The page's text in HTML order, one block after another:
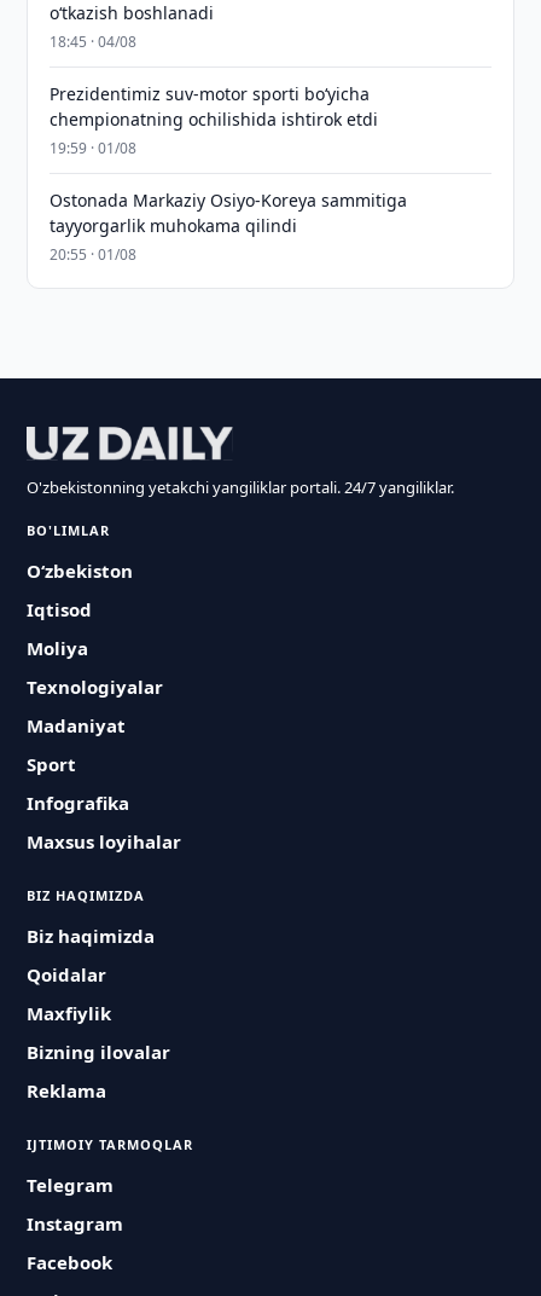
o‘tkazish boshlanadi
18:45 · 04/08
Prezidentimiz suv-motor sporti bo‘yicha
chempionatning ochilishida ishtirok etdi
19:59 · 01/08
Ostonada Markaziy Osiyo-Koreya sammitiga
tayyorgarlik muhokama qilindi
20:55 · 01/08
O'zbekistonning yetakchi yangiliklar portali. 24/7 yangiliklar.
BO'LIMLAR
O‘zbekiston
Iqtisod
Moliya
Texnologiyalar
Madaniyat
Sport
Infografika
Maxsus loyihalar
BIZ HAQIMIZDA
Biz haqimizda
Qoidalar
Maxfiylik
Bizning ilovalar
Reklama
IJTIMOIY TARMOQLAR
Telegram
Instagram
Facebook